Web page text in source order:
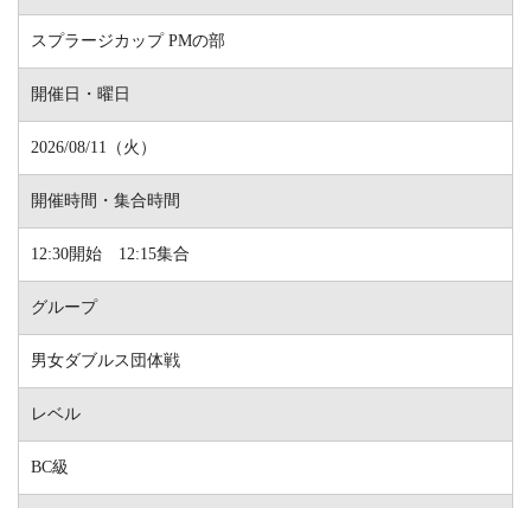
スプラージカップ PMの部
開催日・曜日
2026/08/11（火）
開催時間・集合時間
12:30開始 12:15集合
グループ
男女ダブルス団体戦
レベル
BC級